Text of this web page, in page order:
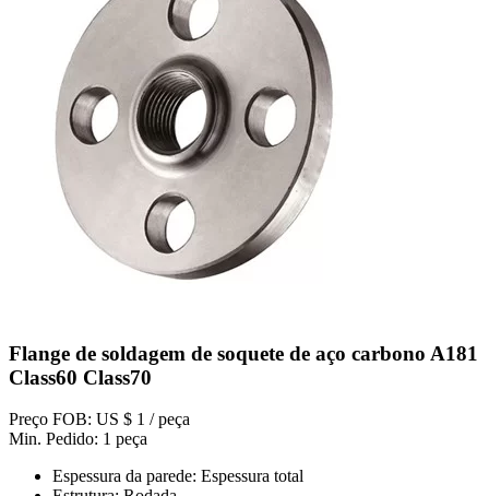
Flange de soldagem de soquete de aço carbono A181
Class60 Class70
Preço FOB: US $ 1 / peça
Min. Pedido: 1 peça
Espessura da parede: Espessura total